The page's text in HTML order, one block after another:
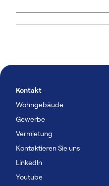
Kontakt
Wohngebäude
Gewerbe
Vermietung
Kontaktieren Sie uns
Linkedln
Youtube